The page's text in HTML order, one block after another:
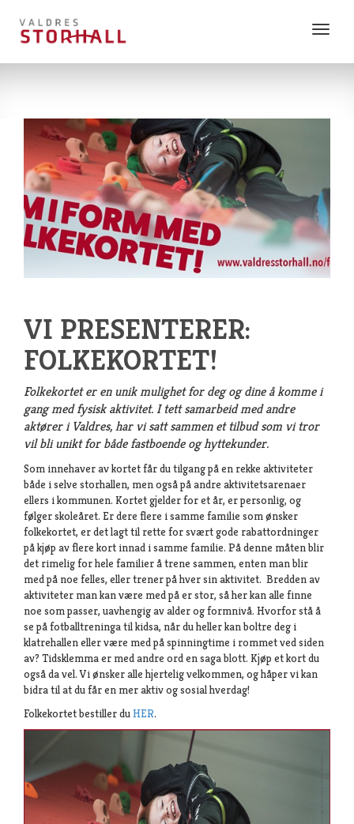
Vis
VI PRESENTERER:
FOLKEKORTET!
Folkekortet er en unik mulighet for deg og dine å komme i
gang med fysisk aktivitet. I tett samarbeid med andre
aktører i Valdres, har vi satt sammen et tilbud som vi tror
vil bli unikt for både fastboende og hyttekunder.
Som innehaver av kortet får du tilgang på en rekke aktiviteter
både i selve storhallen, men også på andre aktivitetsarenaer
ellers i kommunen. Kortet gjelder for et år, er personlig, og
følger skoleåret. Er dere flere i samme familie som ønsker
folkekortet, er det lagt til rette for svært gode rabattordninger
på kjøp av flere kort innad i samme familie. På denne måten blir
det rimelig for hele familier å trene sammen, enten man blir
med på noe felles, eller trener på hver sin aktivitet. Bredden av
aktiviteter man kan være med på er stor, så her kan alle finne
noe som passer, uavhengig av alder og formnivå. Hvorfor stå å
se på fotballtreninga til kidsa, når du heller kan boltre deg i
klatrehallen eller være med på spinningtime i rommet ved siden
av? Tidsklemma er med andre ord en saga blott. Kjøp et kort du
også da vel. Vi ønsker alle hjertelig velkommen, og håper vi kan
bidra til at du får en mer aktiv og sosial hverdag!
Folkekortet bestiller duHER.